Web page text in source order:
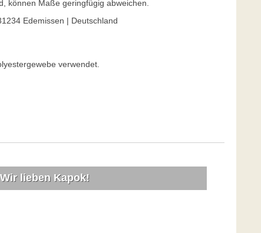
können Maße geringfügig abweichen.
Edemissen | Deutschland
verwendet.
Wir lieben Kapok!